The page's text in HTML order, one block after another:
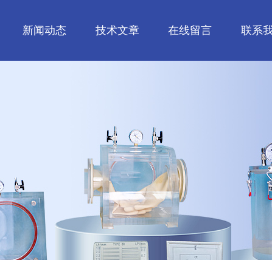
新闻动态 技术文章 在线留言 联系